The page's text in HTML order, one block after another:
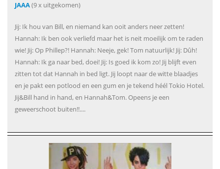
JAAA(9 x uitgekomen)
Jij: Ik hou van Bill, en niemand kan ooit anders neer zetten!
Hannah: Ik ben ook verliefd maar het is neit moeilijk om te raden
wie! Jij: Op Phillep?! Hannah: Neeje, gek! Tom natuurlijk! Jij: Dûh!
Hannah: Ik ga naar bed, doei! Jij: Is goed ik kom zo! Jij blijft even
zitten tot dat Hannah in bed ligt. Jij loopt naar de witte blaadjes
en je pakt een potlood en een gum en je tekend héél Tokio Hotel.
Jij&Bill hand in hand, en Hannah&Tom. Opeens je een
geweerschoot buiten!!....